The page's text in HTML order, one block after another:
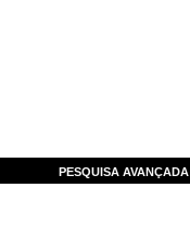
PESQUISA AVANÇADA